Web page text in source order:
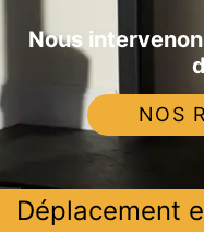
Nous
NOS
Déplacement